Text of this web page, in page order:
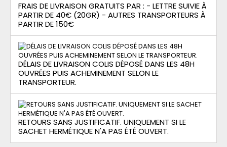
FRAIS DE LIVRAISON GRATUITS PAR : - LETTRE SUIVIE À
PARTIR DE 40€ (20GR) - AUTRES TRANSPORTEURS À
PARTIR DE 150€
DÉLAIS DE LIVRAISON COLIS DÉPOSÉ DANS LES 48H
OUVRÉES PUIS ACHEMINEMENT SELON LE
TRANSPORTEUR.
RETOURS SANS JUSTIFICATIF. UNIQUEMENT SI LE
SACHET HERMÉTIQUE N'A PAS ÉTÉ OUVERT.